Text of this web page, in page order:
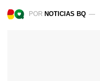
POR NOTICIAS BQ